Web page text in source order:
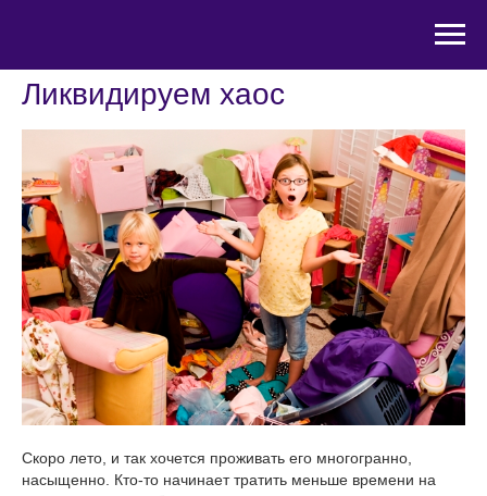
​​Ликвидируем хаос
Скоро лето, и так хочется проживать его многогранно,
насыщенно. Кто-то начинает тратить меньше времени на